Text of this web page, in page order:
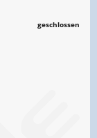
geschlossen